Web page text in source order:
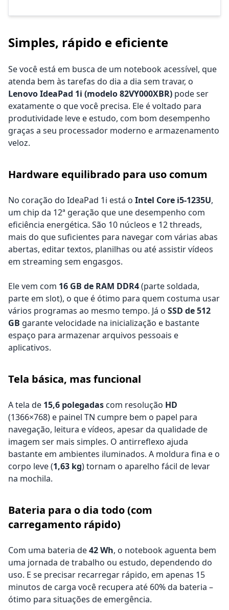
Simples, rápido e eficiente
Se você está em busca de um notebook acessível, que
atenda bem às tarefas do dia a dia sem travar, o
Lenovo IdeaPad 1i (modelo 82VY000XBR) pode ser
exatamente o que você precisa. Ele é voltado para
produtividade leve e estudo, com bom desempenho
graças a seu processador moderno e armazenamento
veloz.
Hardware equilibrado para uso comum
No coração do IdeaPad 1i está o Intel Core i5-1235U,
um chip da 12ª geração que une desempenho com
eficiência energética. São 10 núcleos e 12 threads,
mais do que suficientes para navegar com várias abas
abertas, editar textos, planilhas ou até assistir vídeos
em streaming sem engasgos.
Ele vem com 16 GB de RAM DDR4(parte soldada,
parte em slot), o que é ótimo para quem costuma usar
vários programas ao mesmo tempo. Já o SSD de 512
GB garante velocidade na inicialização e bastante
espaço para armazenar arquivos pessoais e
aplicativos.
Tela básica, mas funcional
A tela de 15,6 polegadas com resolução HD
(1366×768) e painel TN cumpre bem o papel para
navegação, leitura e vídeos, apesar da qualidade de
imagem ser mais simples. O antirreflexo ajuda
bastante em ambientes iluminados. A moldura fina e o
corpo leve (1,63 kg) tornam o aparelho fácil de levar
na mochila.
Bateria para o dia todo (com
carregamento rápido)
Com uma bateria de42 Wh, o notebook aguenta bem
uma jornada de trabalho ou estudo, dependendo do
uso. E se precisar recarregar rápido, em apenas 15
minutos de carga você recupera até 60% da bateria –
ótimo para situações de emergência.